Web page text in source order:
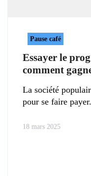
Pause café
Essayer le
comment
La société
pour se faire
18 mars 2025